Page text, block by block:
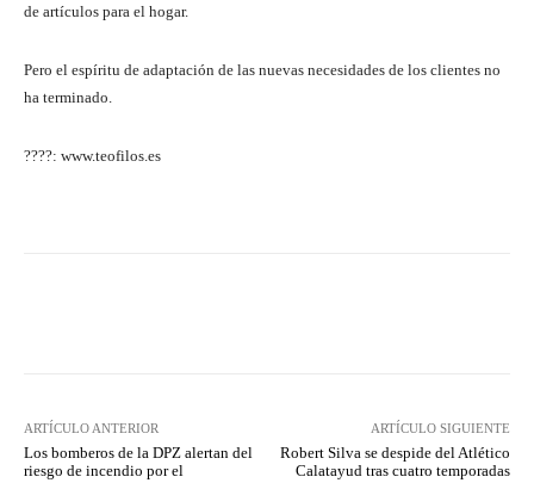
de artículos para el hogar.
Pero el espíritu de adaptación de las nuevas necesidades de los clientes no
ha terminado.
????: www.teofilos.es
ARTÍCULO ANTERIOR
Los bomberos de la DPZ alertan del
riesgo de incendio por el
ARTÍCULO SIGUIENTE
Robert Silva se despide del Atlético
Calatayud tras cuatro temporadas